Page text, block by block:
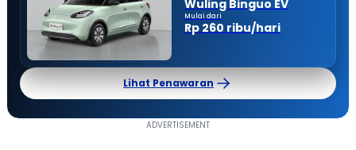
Wuling Binguo EV
Mulai dari
Rp 260 ribu/hari
Lihat Penawaran